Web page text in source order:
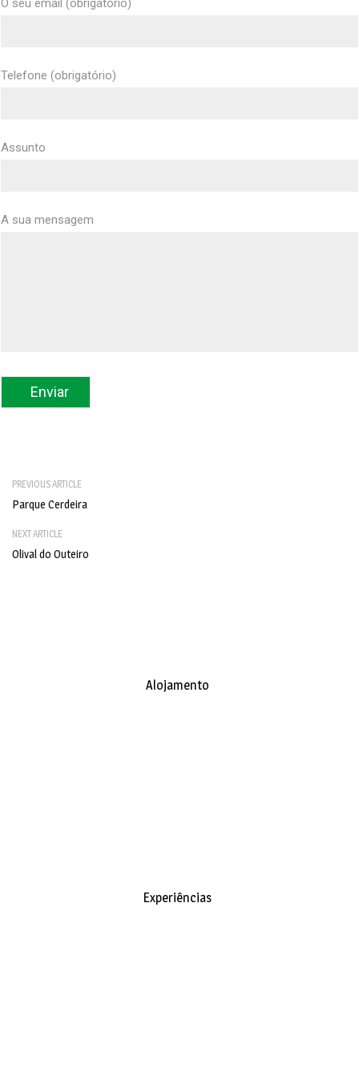
O seu email (obrigatório)
Telefone (obrigatório)
Assunto
A sua mensagem
PREVIOUS ARTICLE
Parque Cerdeira
NEXT ARTICLE
Olival do Outeiro
Alojamento
Experiências